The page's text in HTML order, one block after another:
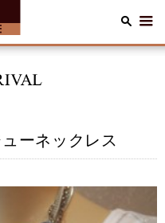
ューネックレス